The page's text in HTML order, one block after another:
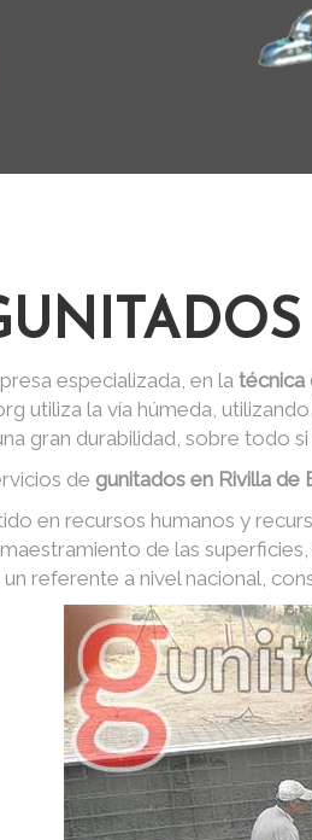
especializada, en la técnica
utiliza la vía húmeda,
gran durabilidad, sobre todo
de gunitados en Rivilla de
en recursos humanos y
de las
un referente a nivel nacional,